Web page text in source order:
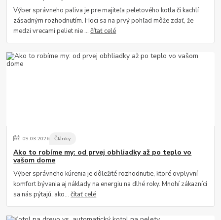
Výber správneho paliva je pre majiteľa peletového kotla či kachlí
zásadným rozhodnutím. Hoci sa na prvý pohľad môže zdať, že
medzi vrecami peliet nie ...čítať celé
09.03.2026 Články
Ako to robíme my: od prvej obhliadky až po teplo vo
vašom dome
Výber správneho kúrenia je dôležité rozhodnutie, ktoré ovplyvní
komfort bývania aj náklady na energiu na dlhé roky. Mnohí zákazníci
sa nás pýtajú, ako...čítať celé